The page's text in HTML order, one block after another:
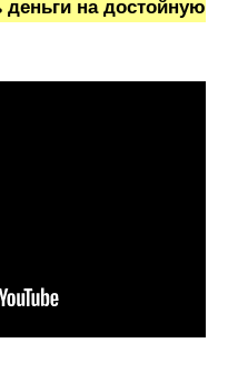
деньги на достойную